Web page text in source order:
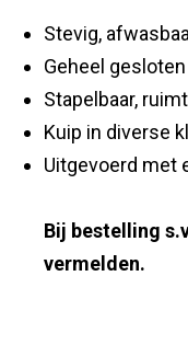
Stevig,
Geheel
Stapelbaar,
Kuip in diverse
Uitgevoerd met
Bij bestelling
vermelden.